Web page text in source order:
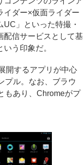
イダー×仮面ライダー
」といった特撮・
配信サービスとして基
う印象だ。
開するアプリが中心
プル。なお、ブラウ
もあり、Chromeがプ